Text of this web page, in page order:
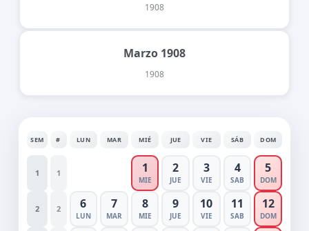
1908
Marzo 1908
1908
SEM # LUN MAR MIÉ JUE VIE SÁB DOM
1 1 1
MIE
2
JUE
3
VIE
4
SAB
5
DOM
2 2 6
LUN
7
MAR
8
MIE
9
JUE
10
VIE
11
SAB
12
DOM